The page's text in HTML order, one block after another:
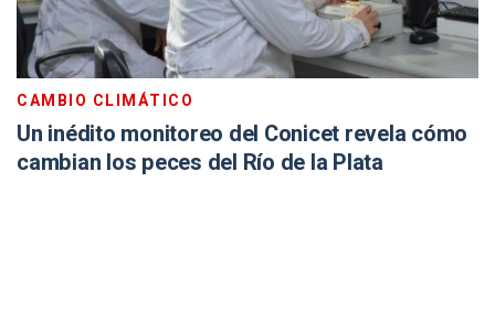
CAMBIO CLIMÁTICO
Un inédito monitoreo del Conicet revela cómo
cambian los peces del Río de la Plata